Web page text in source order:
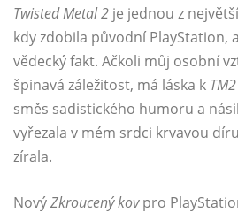
Twisted Metal 2 je jednou z
kdy zdobila původní PlayStation,
vědecký fakt. Ačkoli můj osobní
špinavá záležitost, má láska k
směs sadistického humoru a
vyřezala v mém srdci krvavou
zírala.
NovýZkroucený kovpro